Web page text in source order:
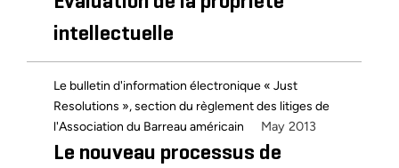
intellectuelle
Le bulletin d'information électronique « Just
Resolutions », section du règlement des litiges de
l'Association du Barreau américain
May 2013
Le nouveau processus de